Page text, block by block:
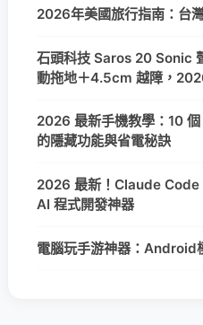
2026年美國旅行指南：台
石頭科技 Saros 20 Sonic
動拖地＋4.5cm 越障，
2026 最新手機教學：10
的隱藏功能與省電秘訣
2026 最新！Claude Code
AI 程式開發神器
電腦玩手游神器：Android